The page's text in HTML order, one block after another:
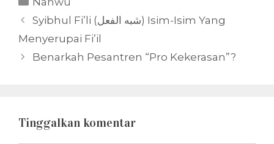
Syibhul Fi’li (شبه الفعل) Isim-Isim Yang
Menyerupai Fi’il
Benarkah Pesantren “Pro Kekerasan”?
Tinggalkan komentar